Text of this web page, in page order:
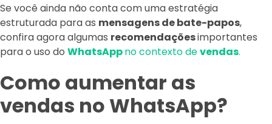
Se você ainda não conta com uma estratégia
estruturada para as mensagens de bate-papos,
confira agora algumas recomendaçõesimportantes
para o uso do WhatsAppno contexto devendas.
Como aumentar as
vendas no WhatsApp?